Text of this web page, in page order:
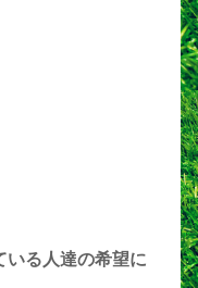
いる人達の希望に